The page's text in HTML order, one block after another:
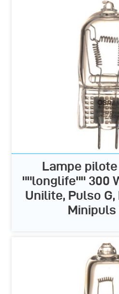
Lampe
""longlife"" 300
Unilite, Pulso G,
Minipuls